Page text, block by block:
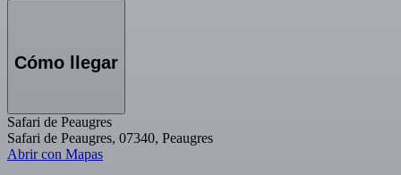
Cómo llegar
Safari de Peaugres
Safari de Peaugres, 07340, Peaugres
Abrir con Mapas